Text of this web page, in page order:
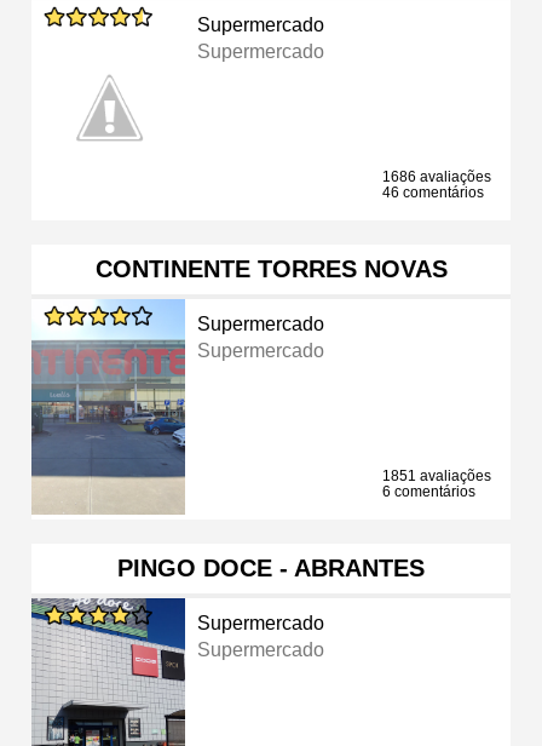
Supermercado
Supermercado
1686 avaliações
46 comentários
CONTINENTE TORRES NOVAS
Supermercado
Supermercado
1851 avaliações
6 comentários
PINGO DOCE - ABRANTES
Supermercado
Supermercado